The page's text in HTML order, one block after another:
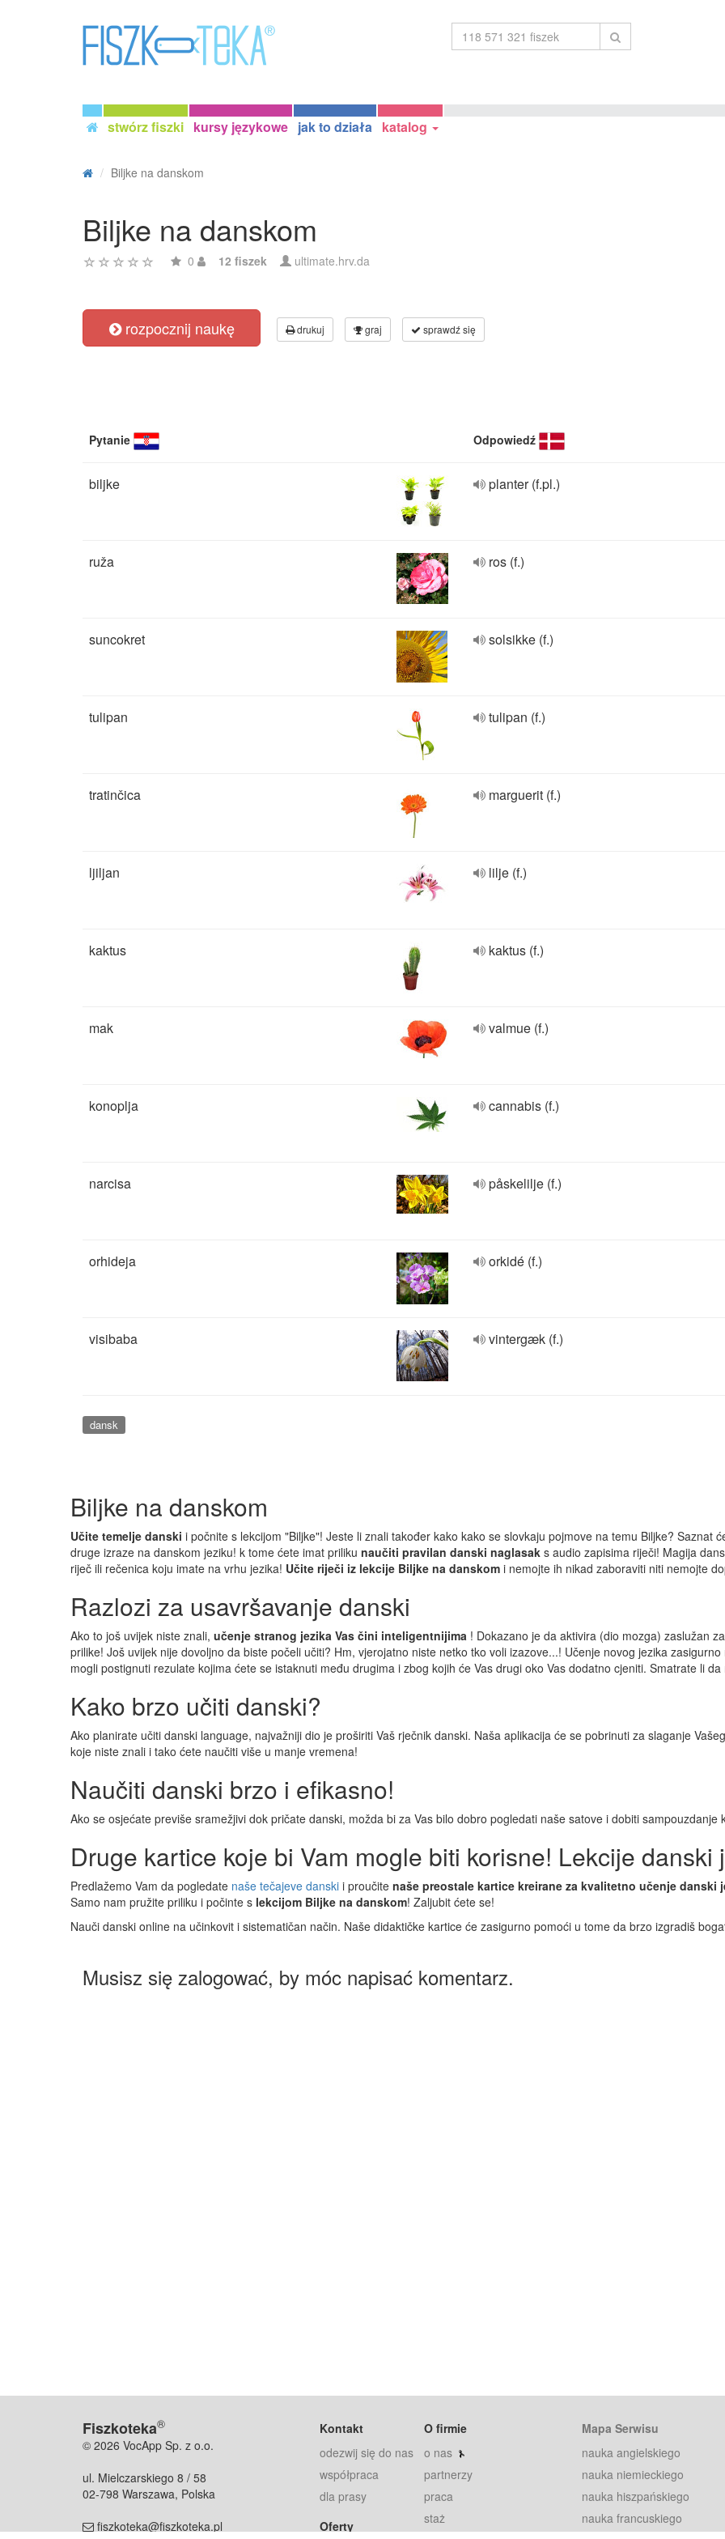
stwórz fiszki kursy językowe jak to działa katalog
Biljke na danskom
Biljke na danskom
0 12 fiszek ultimate.hrv.da
rozpocznij naukę drukuj graj sprawdź się
Pytanie Odpowiedź
biljke planter (f.pl.)
ruža ros (f.)
suncokret solsikke (f.)
tulipan tulipan (f.)
tratinčica marguerit (f.)
ljiljan lilje (f.)
kaktus kaktus (f.)
mak valmue (f.)
konoplja cannabis (f.)
narcisa påskelilje (f.)
orhideja orkidé (f.)
visibaba vintergæk (f.)
dansk
Biljke na danskom
Učite temelje danski i počnite s lekcijom "Biljke"! Jeste li znali također kako kako se slovkaju pojmove na temu Biljke? Saznat
druge izraze na danskom jeziku! k tome ćete imat priliku naučiti pravilan danski naglasak s audio zapisima riječi! Magija
riječ ili rečenica koju imate na vrhu jezika! Učite riječi iz lekcije Biljke na danskom i nemojte ih nikad zaboraviti niti nemojte
Razlozi za usavršavanje danski
Ako to još uvijek niste znali, učenje stranog jezika Vas čini inteligentnijima ! Dokazano je da aktivira (dio mozga) zaslužan
prilike! Još uvijek nije dovoljno da biste počeli učiti? Hm, vjerojatno niste netko tko voli izazove...! Učenje novog jezika
mogli postignuti rezulate kojima ćete se istaknuti među drugima i zbog kojih će Vas drugi oko Vas dodatno cjeniti. Smatrate li
Kako brzo učiti danski?
Ako planirate učiti danski language, najvažniji dio je proširiti Vaš rječnik danski. Naša aplikacija će se pobrinuti za slaganje
koje niste znali i tako ćete naučiti više u manje vremena!
Naučiti danski brzo i efikasno!
Ako se osjećate previše sramežjivi dok pričate danski, možda bi za Vas bilo dobro pogledati naše satove i dobiti sampouzdanje
Druge kartice koje bi Vam mogle biti korisne! Lekcije
Predlažemo Vam da pogledate naše tečajeve danski i proučite naše preostale kartice kreirane za kvalitetno učenje danski
Samo nam pružite priliku i počinte s lekcijom Biljke na danskom! Zaljubit ćete se!
Nauči danski online na učinkovit i sistematičan način. Naše didaktičke kartice će zasigurno pomoći u tome da brzo izgradiš
Musisz się zalogować, by móc napisać komentarz.
Fiszkoteka®
© 2026 VocApp Sp. z o.o.
ul. Mielczarskiego 8 / 58
02-798 Warszawa, Polska
fiszkoteka@fiszkoteka.pl
Kontakt
odezwij się do nas
współpraca
dla prasy
Oferty
O firmie
o nas
partnerzy
praca
staż
Mapa Serwisu
nauka angielskiego
nauka niemieckiego
nauka hiszpańskiego
nauka francuskiego